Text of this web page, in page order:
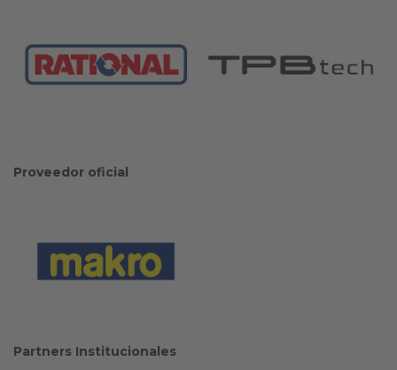
Proveedor oficial
Partners Institucionales